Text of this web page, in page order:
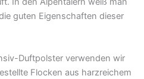
guten Eigenschaften dieser
Duftpolster verwenden wir
Flocken aus harzreichem